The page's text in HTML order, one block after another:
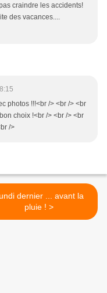
craindre les accidents!
des vacances....
photos !!!<br /> <br /> <br
choix !<br /> <br /> <br
/>
dernier ... avant la
pluie ! >